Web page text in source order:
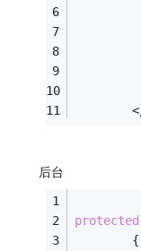
后台
protected
        {